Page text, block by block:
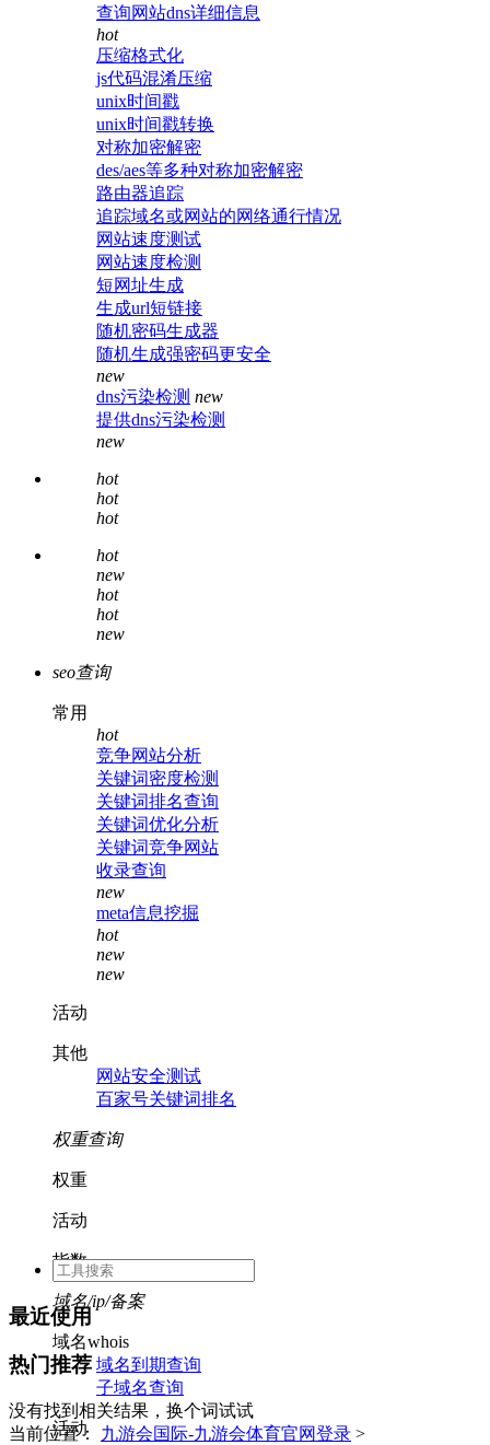
查询网站dns详细信息
hot
压缩格式化
js代码混淆压缩
unix时间戳
unix时间戳转换
对称加密解密
des/aes等多种对称加密解密
路由器追踪
追踪域名或网站的网络通行情况
网站速度测试
网站速度检测
短网址生成
生成url短链接
随机密码生成器
随机生成强密码更安全
new
dns污染检测 new
提供dns污染检测
new
hot
hot
hot
hot
new
hot
hot
new
seo查询
常用
hot
竞争网站分析
关键词密度检测
关键词排名查询
关键词优化分析
关键词竞争网站
收录查询
new
meta信息挖掘
hot
new
new
活动
其他
网站安全测试
百家号关键词排名
权重查询
权重
活动
指数
域名/ip/备案
域名whois
域名到期查询
子域名查询
活动
最近使用
热门推荐
没有找到相关结果，换个词试试
当前位置： 九游会国际-九游会体育官网登录 >